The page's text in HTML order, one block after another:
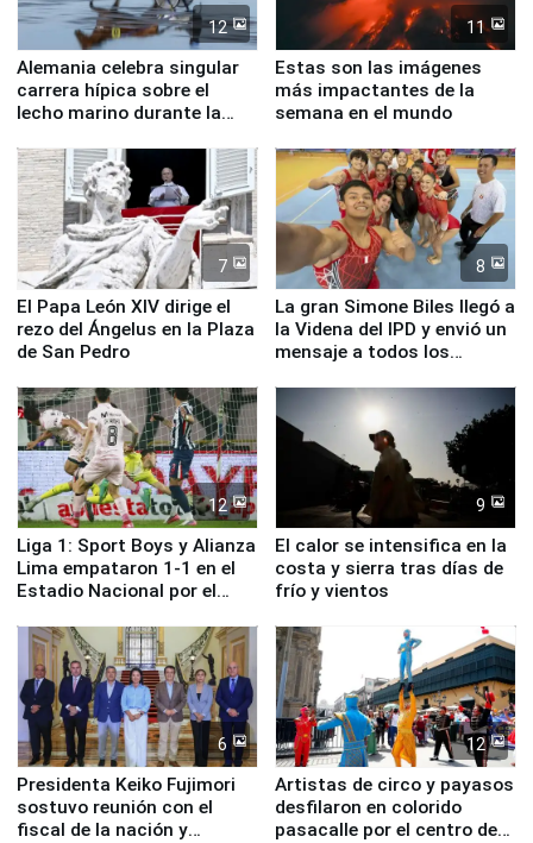
12
Alemania celebra singular
carrera hípica sobre el
lecho marino durante la
11
Estas son las imágenes
más impactantes de la
semana en el mundo
7
El Papa León XIV dirige el
rezo del Ángelus en la Plaza
de San Pedro
8
La gran Simone Biles llegó a
la Videna del IPD y envió un
mensaje a todos los
12
Liga 1: Sport Boys y Alianza
Lima empataron 1-1 en el
Estadio Nacional por el
9
El calor se intensifica en la
costa y sierra tras días de
frío y vientos
6
Presidenta Keiko Fujimori
sostuvo reunión con el
fiscal de la nación y
12
Artistas de circo y payasos
desfilaron en colorido
pasacalle por el centro de